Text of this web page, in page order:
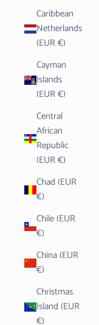
Caribbean
Netherlands
(EUR €)
Cayman
Islands
(EUR €)
Central
African
Republic
(EUR €)
Chad (EUR
€)
Chile (EUR
€)
China (EUR
€)
Christmas
Island (EUR
€)